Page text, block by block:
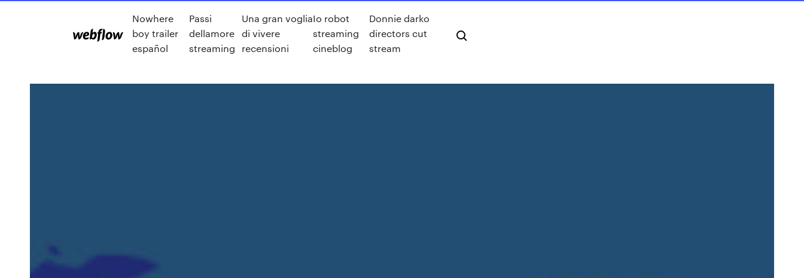
Nowhere
boy trailer
español
Passi
dellamore
streaming
Una gran voglia
di vivere
recensioni
Io robot
streaming
cineblog
Donnie darko
directors cut
stream